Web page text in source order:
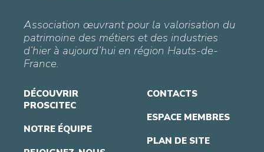
Association œuvrant pour la valorisation du
patrimoine des métiers et des industries
d’hier à aujourd’hui en région Hauts-de-
France.
DÉCOUVRIR
PROSCITEC
NOTRE ÉQUIPE
CONTACTS
ESPACE MEMBRES
PLAN DE SITE